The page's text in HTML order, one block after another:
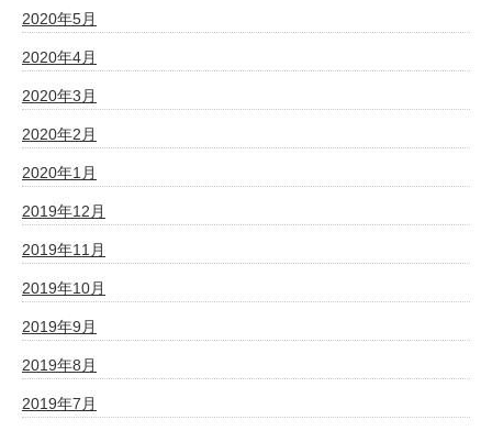
2020年5月
2020年4月
2020年3月
2020年2月
2020年1月
2019年12月
2019年11月
2019年10月
2019年9月
2019年8月
2019年7月